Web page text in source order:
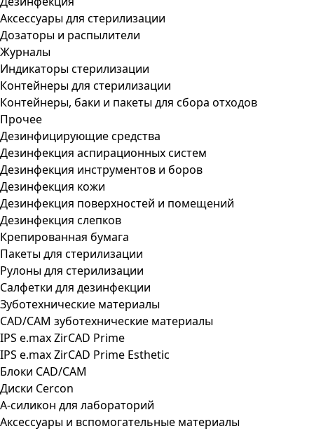
Аксессуары для стерилизации
Дозаторы и распылители
Журналы
Индикаторы стерилизации
Контейнеры для стерилизации
Контейнеры, баки и пакеты для сбора отходов
Прочее
Дезинфицирующие средства
Дезинфекция аспирационных систем
Дезинфекция инструментов и боров
Дезинфекция кожи
Дезинфекция поверхностей и помещений
Дезинфекция слепков
Крепированная бумага
Пакеты для стерилизации
Рулоны для стерилизации
Салфетки для дезинфекции
Зуботехнические материалы
CAD/CAM зуботехнические материалы
IPS e.max ZirCAD Prime
IPS e.max ZirCAD Prime Esthetic
Блоки CAD/CAM
Диски Cercon
А-силикон для лабораторий
Аксессуары и вспомогательные материалы